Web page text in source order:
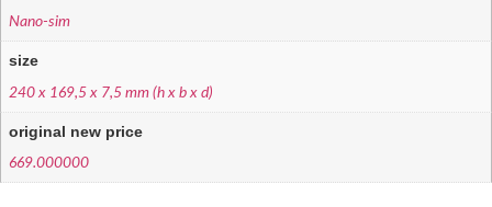
Nano-sim
size
240 x 169,5 x 7,5 mm (h x b x d)
original new price
669.000000